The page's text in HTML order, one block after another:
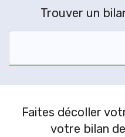
Trouver un
Faites décoller
votre bilan